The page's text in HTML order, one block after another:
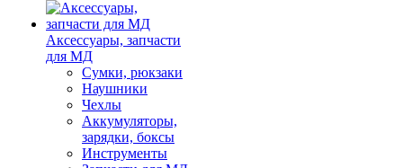
Аксессуары, запчасти
для МД
Сумки, рюкзаки
Наушники
Чехлы
Аккумуляторы,
зарядки, боксы
Инструменты